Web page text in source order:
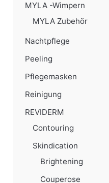
MYLA -Wimpern
MYLA Zubehör
Nachtpflege
Peeling
Pflegemasken
Reinigung
REVIDERM
Contouring
Skindication
Brightening
Couperose